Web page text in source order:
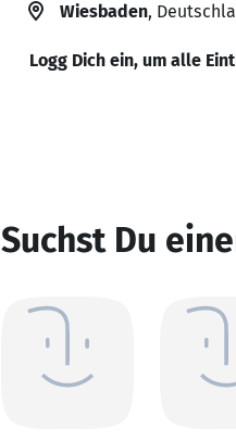
Wiesbaden,
Logg Dich ein, um alle
Suchst Du